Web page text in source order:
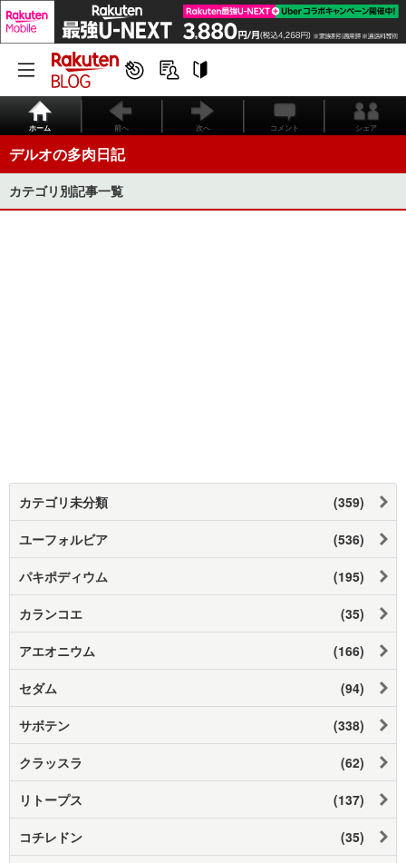
ホーム 前へ 次へ コメント シェア
デルオの多肉日記
カテゴリ別記事一覧
カテゴリ未分類 (359)
ユーフォルビア (536)
パキポディウム (195)
カランコエ (35)
アエオニウム (166)
セダム (94)
サボテン (338)
クラッスラ (62)
リトープス (137)
コチレドン (35)